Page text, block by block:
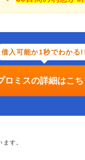
借入可能か1秒でわかる
ロミスの詳細はこち
す。